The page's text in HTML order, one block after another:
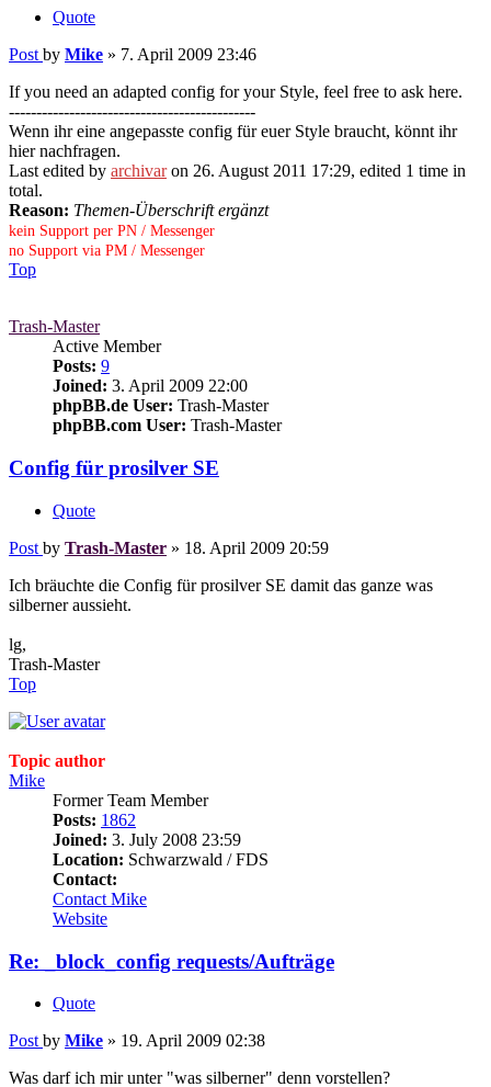
Quote
Post by Mike » 7. April 2009 23:46
If you need an adapted config for your Style, feel free to ask here.
---------------------------------------------
Wenn ihr eine angepasste config für euer Style braucht, könnt ihr
hier nachfragen.
Last edited by archivaron 26. August 2011 17:29, edited 1 time in
total.
Reason: Themen-Überschrift ergänzt
kein Support per PN / Messenger
no Support via PM / Messenger
Top
Trash-Master
Active Member
Posts: 9
Joined: 3. April 2009 22:00
phpBB.de User: Trash-Master
phpBB.com User: Trash-Master
Config für prosilver SE
Quote
Post by Trash-Master » 18. April 2009 20:59
Ich bräuchte die Config für prosilver SE damit das ganze was
silberner aussieht.
lg,
Trash-Master
Top
Topic author
Mike
Former Team Member
Posts: 1862
Joined: 3. July 2008 23:59
Location: Schwarzwald / FDS
Contact:
Contact Mike
Website
Re: _block_config requests/Aufträge
Quote
Post by Mike » 19. April 2009 02:38
Was darf ich mir unter "was silberner" denn vorstellen?